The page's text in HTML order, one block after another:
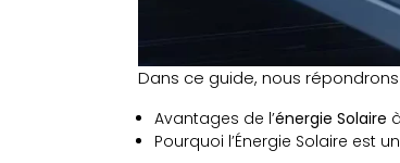
Dans ce guide, nous
Avantages de l’énergie Solaire
Pourquoi l’Énergie Solaire est